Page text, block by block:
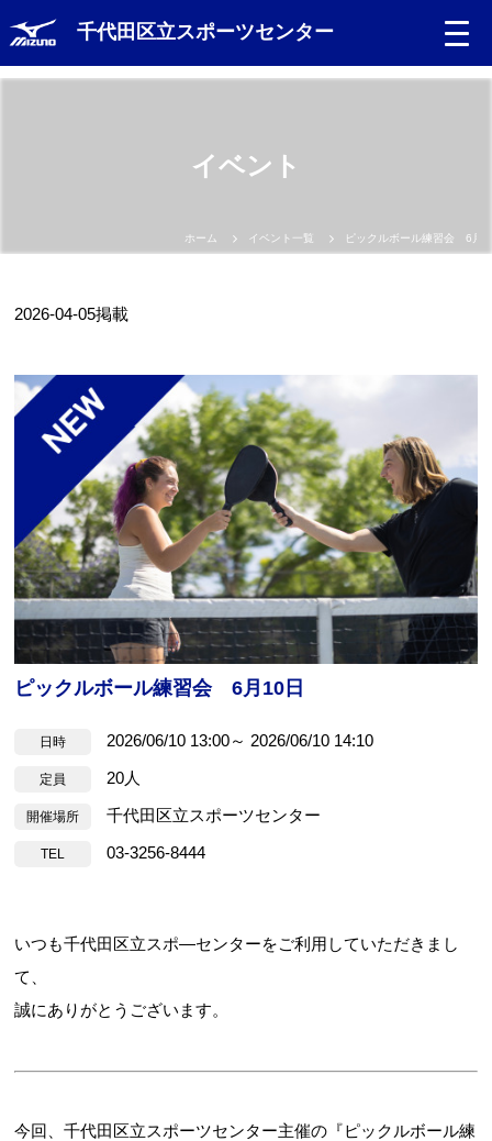
千代田区立スポーツセンター
日本語
한글
Portugues
お問合せフォーム
すぽすたちよだ施設予約システム
イベント
ホーム イベント一覧 ピックルボール練習会 6月
2026-04-05掲載
ピックルボール練習会 6月10日
日時 2026/06/10 13:00～ 2026/06/10 14:10
定員 20人
開催場所 千代田区立スポーツセンター
TEL 03-3256-8444
いつも千代田区立スポ―センターをご利用していただきまし
て、
誠にありがとうございます。
今回、千代田区立スポーツセンター主催の『ピックルボール練